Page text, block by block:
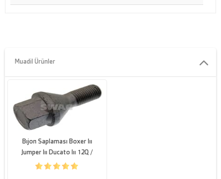
Kafa alti civata uzunlugu [mm]
Muadil Ürünler
Bıjon Saplaması Boxer Iıı
Jumper Iıı Ducato Iıı 12Q /
14Q 06>